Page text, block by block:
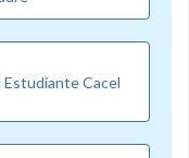
Estudiante Cacel